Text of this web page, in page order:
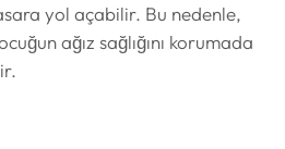
yol açabilir. Bu nedenle,
ağız sağlığını korumada